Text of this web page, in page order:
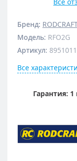
Бренд:
Модель: RFO2G
Артикул:
Все
Гарантия: 1